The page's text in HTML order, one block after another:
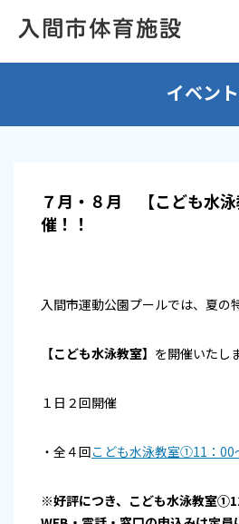
イベント
７月・８月 【こども水
催！！
入間市運動公園プールでは、夏の
【こども水泳教室】 を開催いたし
１日２回開催
・全４回こども水泳教室①11：00
※好評につき、こども水泳教室